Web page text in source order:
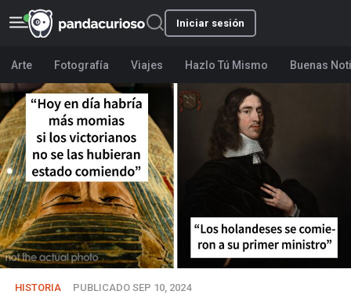
Iniciar sesión
Arte Fotografía Viajes Hazlo Tú Mismo Buenas
HISTORIA PUBLICADO SEP 10, 2024